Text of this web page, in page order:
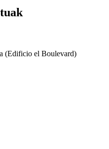
(Edificio el Boulevard)